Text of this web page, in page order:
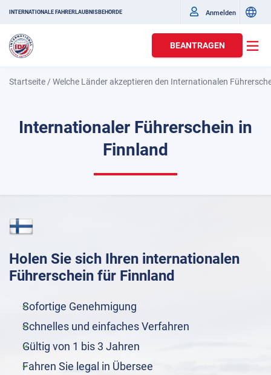
INTERNATIONALE FAHRERLAUBNISBEHÖRDE Anmelden
BEANTRAGEN
Startseite /Welche Länder akzeptieren den Internationalen
Internationaler Führerschein in
Finnland
Holen Sie sich Ihren internationalen
Führerschein für Finnland
Sofortige Genehmigung
Schnelles und einfaches Verfahren
Gültig von 1 bis 3 Jahren
Fahren Sie legal in Übersee